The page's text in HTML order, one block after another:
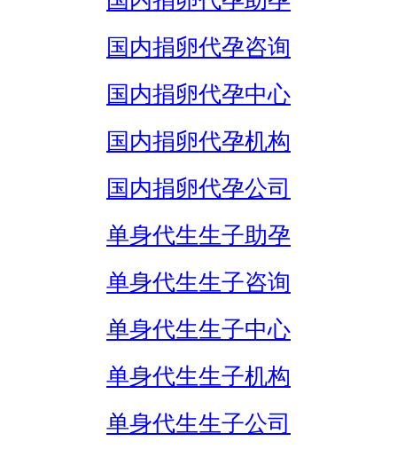
国内捐卵代孕咨询
国内捐卵代孕中心
国内捐卵代孕机构
国内捐卵代孕公司
单身代生生子助孕
单身代生生子咨询
单身代生生子中心
单身代生生子机构
单身代生生子公司